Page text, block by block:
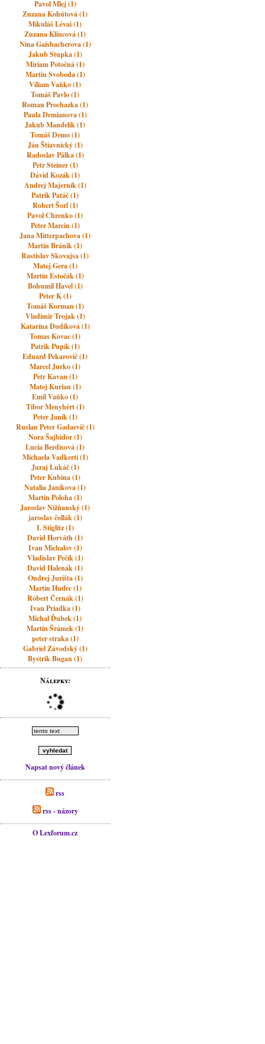
Pavol Mlej (1)
Zuzana Kohútová (1)
Mikuláš Lévai (1)
Zuzana Klincová (1)
Nina Gaisbacherova (1)
Jakub Stupka (1)
Miriam Potočná (1)
Martin Svoboda (1)
Viliam Vaňko (1)
Tomáš Pavlo (1)
Roman Prochazka (1)
Paula Demianova (1)
Jakub Mandelík (1)
Tomáš Demo (1)
Ján Štiavnický (1)
Radoslav Pálka (1)
Petr Steiner (1)
Dávid Kozák (1)
Andrej Majerník (1)
Patrik Patáč (1)
Robert Šorl (1)
Pavol Chrenko (1)
Peter Marcin (1)
Jana Mitterpachova (1)
Martin Bránik (1)
Rastislav Skovajsa (1)
Matej Gera (1)
Martin Estočák (1)
Bohumil Havel (1)
Peter K (1)
Tomáš Korman (1)
Vladimir Trojak (1)
Katarína Dudíková (1)
Tomas Kovac (1)
Patrik Pupík (1)
Eduard Pekarovič (1)
Marcel Jurko (1)
Petr Kavan (1)
Matej Kurian (1)
Emil Vaňko (1)
Tibor Menyhért (1)
Peter Janík (1)
Ruslan Peter Gadaevič (1)
Nora Šajbidor (1)
Lucia Berdisová (1)
Michaela Vadkerti (1)
Juraj Lukáč (1)
Peter Kubina (1)
Natalia Janikova (1)
Martin Poloha (1)
Jaroslav Nižňanský (1)
jaroslav čollák (1)
I. Stiglitz (1)
David Horváth (1)
Ivan Michalov (1)
Vladislav Pečík (1)
David Halenák (1)
Ondrej Jurišta (1)
Martin Hudec (1)
Róbert Černák (1)
Ivan Priadka (1)
Michal Ďubek (1)
Martin Šrámek (1)
peter straka (1)
Gabriel Závodský (1)
Bystrik Bugan (1)
Nálepky:
Napsat nový článek
rss
rss - názory
O Lexforum.cz